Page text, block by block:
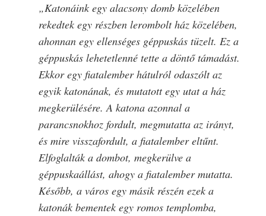
„Katonáink egy alacsony domb közelében
rekedtek egy részben lerombolt ház közelében,
ahonnan egy ellenséges géppuskás tüzelt. Ez a
géppuskás lehetetlenné tette a döntő támadást.
Ekkor egy fiatalember hátulról odaszólt az
egyik katonának, és mutatott egy utat a ház
megkerülésére. A katona azonnal a
parancsnokhoz fordult, megmutatta az irányt,
és mire visszafordult, a fiatalember eltűnt.
Elfoglalták a dombot, megkerülve a
géppuskaállást, ahogy a fiatalember mutatta.
Később, a város egy másik részén ezek a
katonák bementek egy romos templomba,